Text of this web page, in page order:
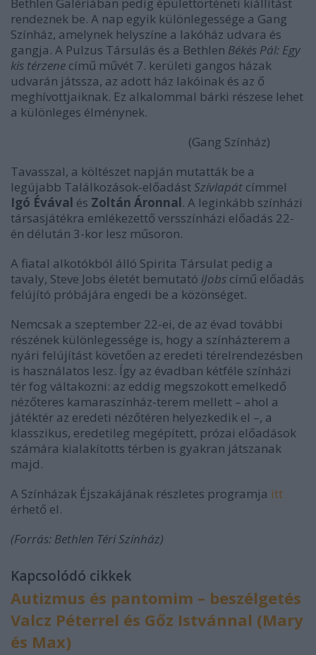
rendeznek be. A nap egyik különlegessége a Gang
Színház, amelynek helyszíne a lakóház udvara és
gangja. A Pulzus Társulás és a Bethlen Békés Pál: Egy
kis térzene című művét 7. kerületi gangos házak
udvarán játssza, az adott ház lakóinak és az ő
meghívottjaiknak. Ez alkalommal bárki részese lehet
a különleges élménynek.
(Gang Színház)
Tavasszal, a költészet napján mutatták be a
legújabb Találkozások-előadást Szívlapát címmel
Igó Évával és Zoltán Áronnal. A leginkább színházi
társasjátékra emlékezettő versszínházi előadás 22-
én délután 3-kor lesz műsoron.
A fiatal alkotókból álló Spirita Társulat pedig a
tavaly, Steve Jobs életét bemutató iJobs című előadás
felújító próbájára engedi be a közönséget.
Nemcsak a szeptember 22-ei, de az évad további
részének különlegessége is, hogy a színházterem a
nyári felújítást követően az eredeti térelrendezésben
is használatos lesz. Így az évadban kétféle színházi
tér fog váltakozni: az eddig megszokott emelkedő
nézőteres kamaraszínház-terem mellett – ahol a
játéktér az eredeti nézőtéren helyezkedik el –, a
klasszikus, eredetileg megépített, prózai előadások
számára kialakítotts térben is gyakran játszanak
majd.
A Színházak Éjszakájának részletes programja itt
érhető el.
(Forrás: Bethlen Téri Színház)
Kapcsolódó cikkek
Autizmus és pantomim – beszélgetés
Valcz Péterrel és Gőz Istvánnal (Mary
és Max)